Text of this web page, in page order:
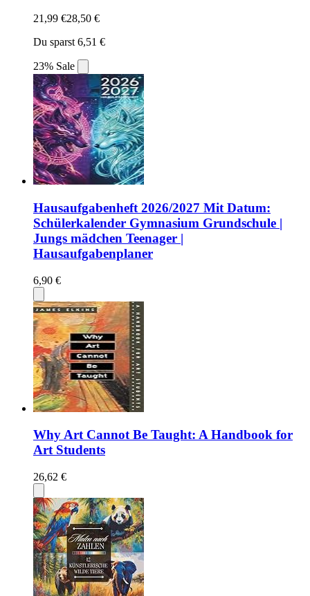
21,99 €28,50 €
Du sparst 6,51 €
23% Sale
Hausaufgabenheft 2026/2027 Mit Datum:
Schülerkalender Gymnasium Grundschule |
Jungs mädchen Teenager |
Hausaufgabenplaner
6,90 €
Why Art Cannot Be Taught: A Handbook for
Art Students
26,62 €